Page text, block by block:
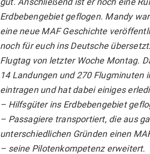
Erdbebengebiet geflogen. Mandy
eine neue MAF Geschichte
noch für euch ins Deutsche
Flugtag von letzter Woche Montag.
14 Landungen und 270 Flugminuten
eintragen und hat dabei einiges
– Hilfsgüter ins Erdbebengebiet
– Passagiere transportiert, die aus
unterschiedlichen Gründen einen
– seine Pilotenkompetenz erweitert.